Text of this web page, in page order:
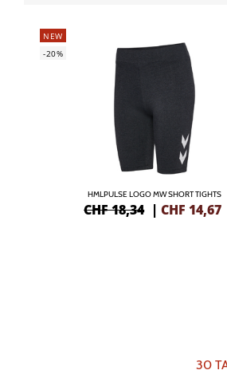
NEW
-20%
HMLPULSE LOGO MW SHORT TIGHTS
CHF 18,34 |CHF 14,67
30